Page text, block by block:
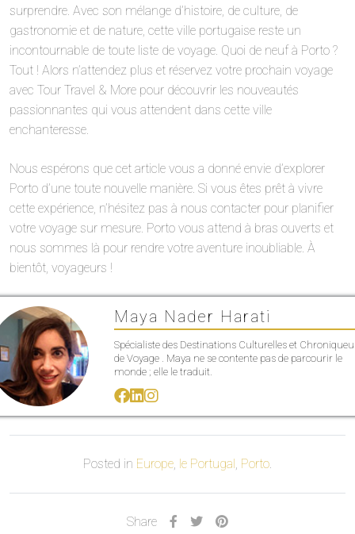
surprendre. Avec son mélange d’histoire, de culture, de
gastronomie et de nature, cette ville portugaise reste un
incontournable de toute liste de voyage. Quoi de neuf à Porto ?
Tout ! Alors n’attendez plus et réservez votre prochain voyage
avec Tour Travel & More pour découvrir les nouveautés
passionnantes qui vous attendent dans cette ville
enchanteresse.
Nous espérons que cet article vous a donné envie d’explorer
Porto d’une toute nouvelle manière. Si vous êtes prêt à vivre
cette expérience, n’hésitez pas à nous contacter pour planifier
votre voyage sur mesure. Porto vous attend à bras ouverts et
nous sommes là pour rendre votre aventure inoubliable. À
bientôt, voyageurs !
Maya Nader Harati
Spécialiste des Destinations Culturelles et
de Voyage . Maya ne se contente pas de parcourir le
monde ; elle le traduit.
Posted in Europe, le Portugal , Porto.
Share